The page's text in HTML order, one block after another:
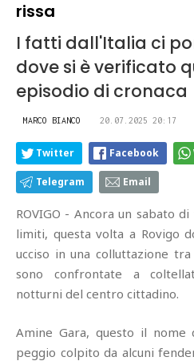
rissa
I fatti dall'Italia ci
dove si è verificato
episodio di cronaca
MARCO BIANCO 20.07.2025 20:17
Twitter Facebook
Telegram Email
ROVIGO - Ancora un sabato
limiti, questa volta a Rovigo
ucciso in una colluttazione
sono confrontate a
notturni del centro cittadino.
Amine Gara, questo il
peggio colpito da alcuni